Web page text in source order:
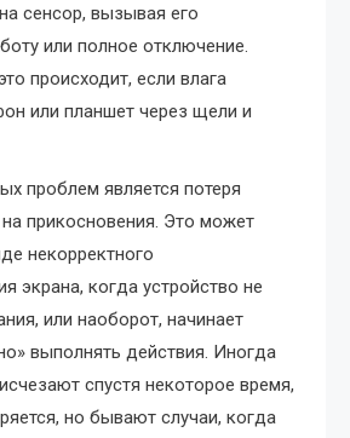
сенсор, вызывая его
или полное отключение.
происходит, если влага
или планшет через щели и
проблем является потеря
прикосновения. Это может
некорректного
экрана, когда устройство не
или наоборот, начинает
выполнять действия. Иногда
спустя некоторое время,
но бывают случаи, когда